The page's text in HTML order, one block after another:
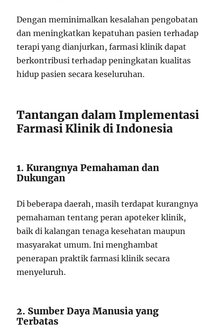
Dengan meminimalkan kesalahan pengobatan
dan meningkatkan kepatuhan pasien terhadap
terapi yang dianjurkan, farmasi klinik dapat
berkontribusi terhadap peningkatan kualitas
hidup pasien secara keseluruhan.
Tantangan dalam Implementasi
Farmasi Klinik di Indonesia
1. Kurangnya Pemahaman dan
Dukungan
Di beberapa daerah, masih terdapat kurangnya
pemahaman tentang peran apoteker klinik,
baik di kalangan tenaga kesehatan maupun
masyarakat umum. Ini menghambat
penerapan praktik farmasi klinik secara
menyeluruh.
2. Sumber Daya Manusia yang
Terbatas